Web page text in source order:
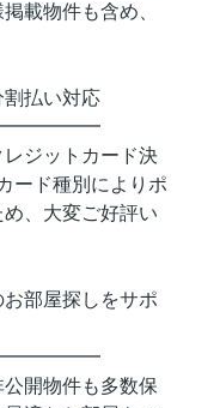
載物件も含め、
払い対応
ジットカード決
ード種別によりポ
、大変ご好評い
部屋探しをサポ
開物件も多数保